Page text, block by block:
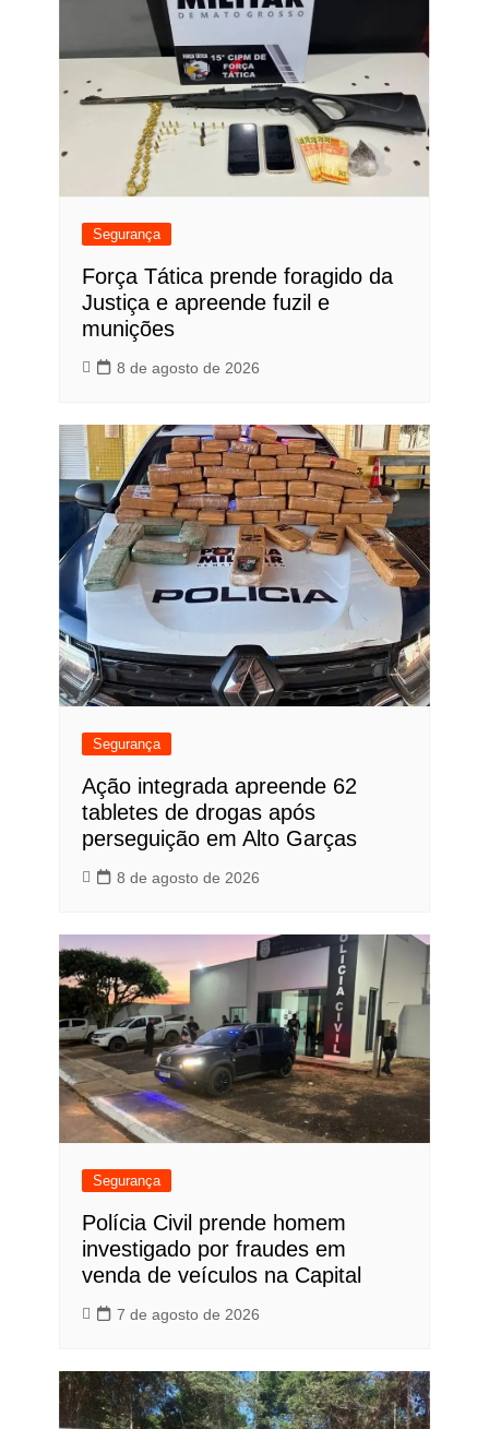
Segurança
Força Tática prende foragido da
Justiça e apreende fuzil e
munições
8 de agosto de 2026
Segurança
Ação integrada apreende 62
tabletes de drogas após
perseguição em Alto Garças
8 de agosto de 2026
Segurança
Polícia Civil prende homem
investigado por fraudes em
venda de veículos na Capital
7 de agosto de 2026